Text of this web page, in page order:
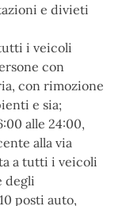
e divieti
i veicoli
con
con rimozione
e sia;
alle 24:00,
alla via
a tutti i veicoli
degli
posti auto,